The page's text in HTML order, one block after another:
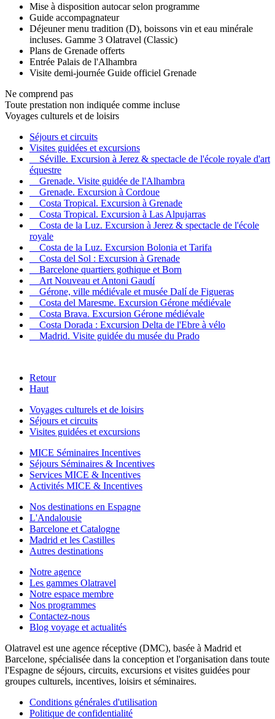
Mise à disposition autocar selon programme
Guide accompagnateur
Déjeuner menu tradition (D), boissons vin et eau minérale
incluses. Gamme 3 Olatravel (Classic)
Plans de Grenade offerts
Entrée Palais de l'Alhambra
Visite demi-journée Guide officiel Grenade
Ne comprend pas
Toute prestation non indiquée comme incluse
Voyages culturels et de loisirs
Séjours et circuits
Visites guidées et excursions
Séville. Excursion à Jerez & spectacle de l'école royale d'art
équestre
Grenade. Visite guidée de l'Alhambra
Grenade. Excursion à Cordoue
Costa Tropical. Excursion à Grenade
Costa Tropical. Excursion à Las Alpujarras
Costa de la Luz. Excursion à Jerez & spectacle de l'école
royale
Costa de la Luz. Excursion Bolonia et Tarifa
Costa del Sol : Excursion à Grenade
Barcelone quartiers gothique et Born
Art Nouveau et Antoni Gaudí
Gérone, ville médiévale et musée Dalí de Figueras
Costa del Maresme. Excursion Gérone médiévale
Costa Brava. Excursion Gérone médiévale
Costa Dorada : Excursion Delta de l'Ebre à vélo
Madrid. Visite guidée du musée du Prado
Retour
Haut
Voyages culturels et de loisirs
Séjours et circuits
Visites guidées et excursions
MICE Séminaires Incentives
Séjours Séminaires & Incentives
Services MICE & Incentives
Activités MICE & Incentives
Nos destinations en Espagne
L'Andalousie
Barcelone et Catalogne
Madrid et les Castilles
Autres destinations
Notre agence
Les gammes Olatravel
Notre espace membre
Nos programmes
Contactez-nous
Blog voyage et actualités
Olatravel est une agence réceptive (DMC), basée à Madrid et
Barcelone, spécialisée dans la conception et l'organisation dans toute
l'Espagne de séjours, circuits, excursions et visites guidées pour
groupes culturels, incentives, loisirs et séminaires.
Conditions générales d'utilisation
Politique de confidentialité